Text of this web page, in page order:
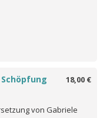
18,00 €
von Gabriele